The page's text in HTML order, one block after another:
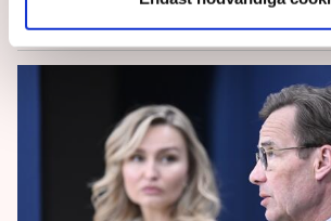
2 months ago | Av: Redaktionen